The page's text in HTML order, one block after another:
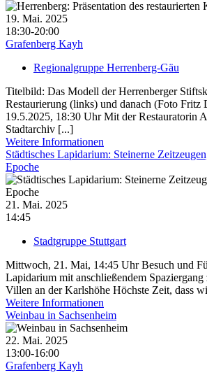
19. Mai. 2025
18:30-20:00
Grafenberg Kayh
Regionalgruppe Herrenberg-Gäu
Titelbild: Das Modell der Herrenberger
Restaurierung (links) und danach (Foto Fritz
19.5.2025, 18:30 Uhr Mit der Restauratorin
Stadtarchiv [...]
Weitere Informationen
Städtisches Lapidarium: Steinerne
Epoche
21. Mai. 2025
14:45
Stadtgruppe Stuttgart
Mittwoch, 21. Mai, 14:45 Uhr Besuch und
Lapidarium mit anschließendem Spaziergang
Villen an der Karlshöhe Höchste Zeit, dass
Weitere Informationen
Weinbau in Sachsenheim
22. Mai. 2025
13:00-16:00
Grafenberg Kayh